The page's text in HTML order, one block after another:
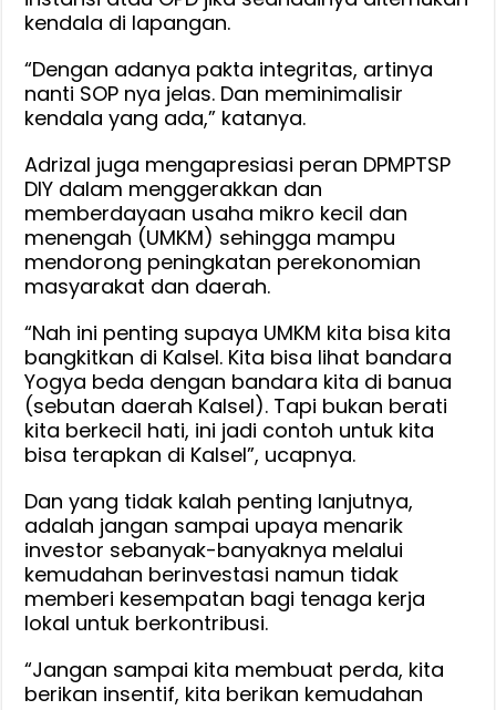
kendala di lapangan.
“Dengan adanya pakta integritas, artinya
nanti SOP nya jelas. Dan meminimalisir
kendala yang ada,” katanya.
Adrizal juga mengapresiasi peran DPMPTSP
DIY dalam menggerakkan dan
memberdayaan usaha mikro kecil dan
menengah (UMKM) sehingga mampu
mendorong peningkatan perekonomian
masyarakat dan daerah.
“Nah ini penting supaya UMKM kita bisa kita
bangkitkan di Kalsel. Kita bisa lihat bandara
Yogya beda dengan bandara kita di banua
(sebutan daerah Kalsel). Tapi bukan berati
kita berkecil hati, ini jadi contoh untuk kita
bisa terapkan di Kalsel”, ucapnya.
Dan yang tidak kalah penting lanjutnya,
adalah jangan sampai upaya menarik
investor sebanyak-banyaknya melalui
kemudahan berinvestasi namun tidak
memberi kesempatan bagi tenaga kerja
lokal untuk berkontribusi.
“Jangan sampai kita membuat perda, kita
berikan insentif, kita berikan kemudahan